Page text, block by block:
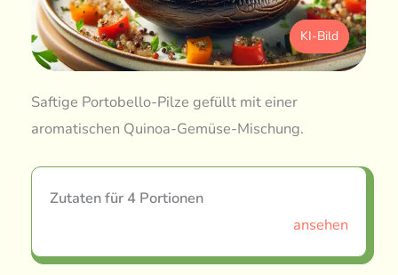
KI-Bild
Saftige Portobello-Pilze gefüllt mit einer
aromatischen Quinoa-Gemüse-Mischung.
Zutaten für 4 Portionen
ansehen